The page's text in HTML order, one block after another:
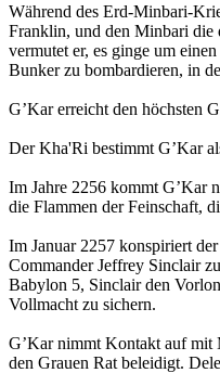
Während des Erd-Minbari-
Franklin, und den Minbari die
vermutet er, es ginge um
Bunker zu bombardieren, in
G’Kar erreicht den höchsten
Der Kha'Ri bestimmt G’Kar
Im Jahre 2256 kommt G’Kar
die Flammen der Feinschaft,
Im Januar 2257 konspiriert
Commander Jeffrey Sinclair
Babylon 5, Sinclair den
Vollmacht zu sichern.
G’Kar nimmt Kontakt auf mit
den Grauen Rat beleidigt.